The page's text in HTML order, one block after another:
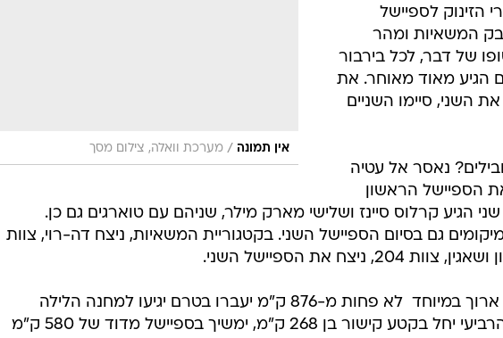
אין תמונה / מערכת וואלה, צילום מסך
ק"מ אחרי הזינוק לספיישל
המשאיות ומהר
של דבר, לכל בירבור
הגיע מאוד מאוחר. את
השני, סיימו השניים
נאסר אל עטיה
104 סיים את הספיישל הראשון
01:05:43 שעות. שני הגיע קרלוס סיינז ושלישי מארק מילר, שניהם עם טוארגים גם כן.
גם בסיום הספיישל השני. בקטגוריית המשאיות, ניצח דה-רוי, צוות
מחר יזנקו המתחרים ליום ארוך במיוחד  לא פחות מ-876 ק"מ יעברו בטרם יגיעו למחנה הלילה
בביינאו, קזחסטן. הסטייג' הרביעי יחל בקטע קישור בן 268 ק"מ, ימשיך בספיישל מדוד של 580 ק"מ